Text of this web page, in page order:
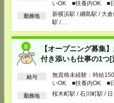
いOK ■扶養内OK ■日
以上
勤務地
新横浜駅 / 綱島駅 / 大
駅 / …
【オープニング募集
付き添いも仕事の1つ[
給与
無資格未経験：時給
いOK ■扶養内OK ■日
以上
勤務地 桜木町駅 / 石川町駅 /
栃木県宇都宮市馬場通り2-1-1 メット
駅徒歩6分、宇都宮駅徒歩17分
担当：「エンのサイトを見た」とお伝
【群馬県】高崎支社
〒370-0849
群馬県高崎市八島町58-1 ウエストワ
TEL：050-3666-0128
担当：「エンのサイトを見た」とお伝